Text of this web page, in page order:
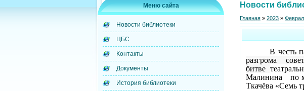
Меню сайта
Новости библиотеки
ЦБС
Контакты
Документы
История библиотеки
Новости
Главная » 2023 »
В честь
разгрома
битве
Малинина по
Ткачёва «Семь